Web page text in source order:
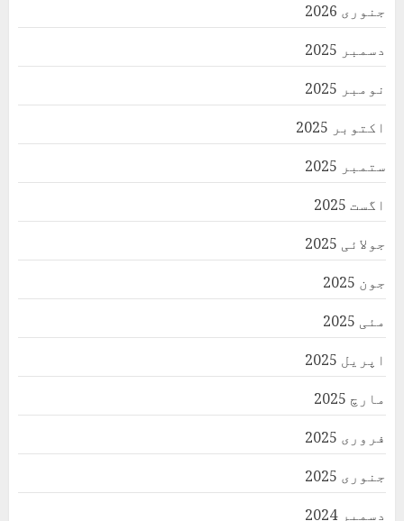
جنوری 2026
دسمبر 2025
نومبر 2025
اکتوبر 2025
ستمبر 2025
اگست 2025
جولائی 2025
جون 2025
مئی 2025
اپریل 2025
مارچ 2025
فروری 2025
جنوری 2025
دسمبر 2024